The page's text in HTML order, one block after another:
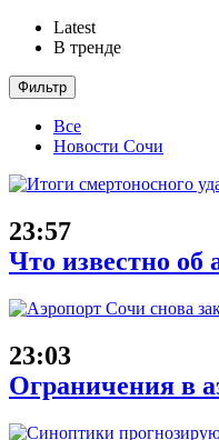
Latest
В тренде
Фильтр
Все
Новости Сочи
23:57
Что известно об
23:03
Ограничения в